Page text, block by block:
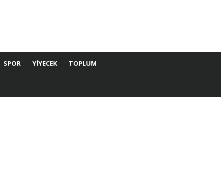
SPOR YIYECEK TOPLUM